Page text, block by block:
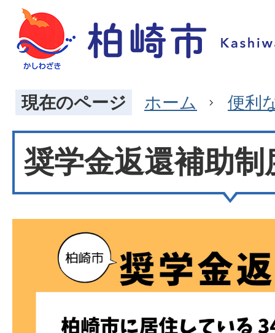
現在のページ ホーム 便利
奨学金返還補助制